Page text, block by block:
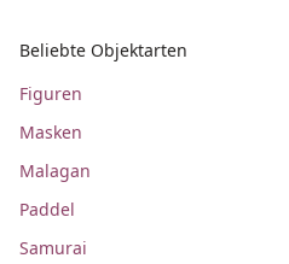
Beliebte Objektarten
Figuren
Masken
Malagan
Paddel
Samurai